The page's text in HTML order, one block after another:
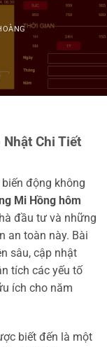
Nhật Chi Tiết
động không
Mi Hồng hôm
đầu tư và những
an toàn này. Bài
sâu, cập nhật
tích các yếu tố
ích cho năm
biết đến là một